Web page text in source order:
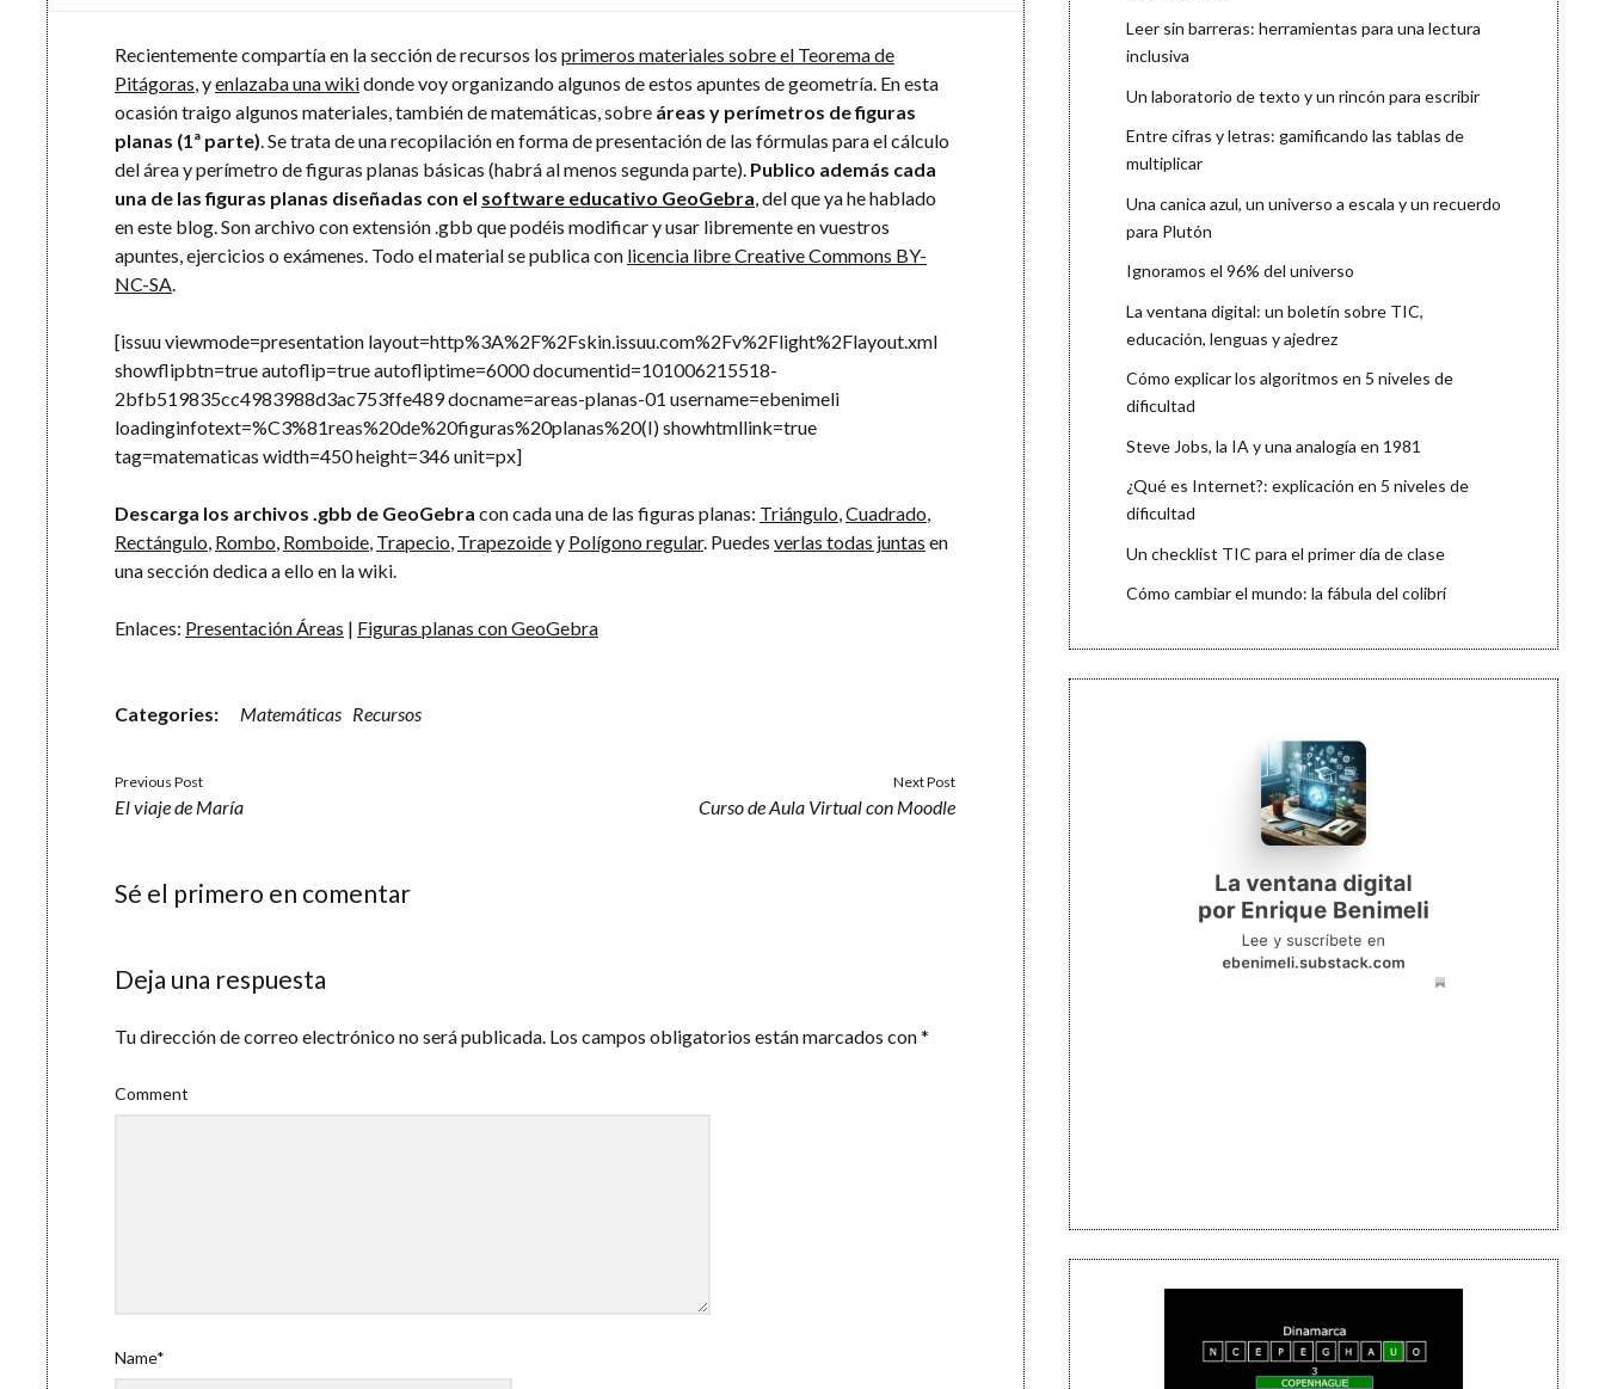
Recientemente compartía en la sección de recursos los primeros materiales sobre el Teorema de
Pitágoras , yenlazaba una wikidonde voy organizando algunos de estos apuntes de geometría. En esta
ocasión traigo algunos materiales, también de matemáticas, sobre áreas y perímetros de figuras
planas (1ª parte) . Se trata de una recopilación en forma de presentación de las fórmulas para el cálculo
del área y perímetro de figuras planas básicas (habrá al menos segunda parte). Publico además cada
una de las figuras planas diseñadas con el software educativo GeoGebra , del que ya he hablado
en este blog. Son archivo con extensión .gbb que podéis modificar y usar libremente en vuestros
apuntes, ejercicios o exámenes. Todo el material se publica con licencia libre Creative Commons BY-
NC-SA
[issuu viewmode=presentation layout=http%3A%2F%2Fskin.issuu.com%2Fv%2Flight%2Flayout.xml
showflipbtn=true autoflip=true autofliptime=6000 documentid=101006215518-
2bfb519835cc4983988d3ac753ffe489 docname=areas-planas-01 username=ebenimeli
loadinginfotext=%C3%81reas%20de%20figuras%20planas%20(I) showhtmllink=true
tag=matematicas width=450 height=346 unit=px]
Descarga los archivos .gbb de GeoGebra con cada una de las figuras planas: Triángulo Cuadrado
Rectángulo Rombo Romboide, Trapecio Trapezoidey Polígono regular. Puedes verlas todas juntas en
una sección dedica a ello en la wiki.
Enlaces: Presentación Áreas | Figuras planas con GeoGebra
Categories: Matemáticas Recursos
Previous Post
El viaje de María
Next Post
Curso de Aula Virtual con Moodle
Sé el primero en comentar
Deja una respuesta
Tu dirección de correo electrónico no será publicada. Los campos obligatorios están marcados con*
Comment
Name*
Leer sin barreras: herramientas para una lectura
inclusiva
Un laboratorio de texto y un rincón para escribir
Entre cifras y letras: gamificando las tablas de
multiplicar
Una canica azul, un universo a escala y un recuerdo
para Plutón
Ignoramos el 96% del universo
La ventana digital: un boletín sobre TIC,
educación, lenguas y ajedrez
Cómo explicar los algoritmos en 5 niveles de
dificultad
Steve Jobs, la IA y una analogía en 1981
¿Qué es Internet?: explicación en 5 niveles de
dificultad
Un checklist TIC para el primer día de clase
Cómo cambiar el mundo: la fábula del colibrí